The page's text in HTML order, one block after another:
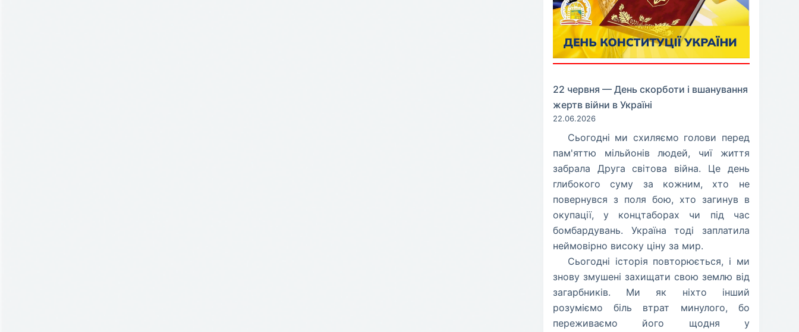
22 червня — День скорботи і вшанування
жертв війни в Україні
22.06.2026
​Сьогодні ми схиляємо голови перед
пам'яттю мільйонів людей, чиї життя
забрала Друга світова війна. Це день
глибокого суму за кожним, хто не
повернувся з поля бою, хто загинув в
окупації, у концтаборах чи під час
бомбардувань. Україна тоді заплатила
неймовірно високу ціну за мир.
​Сьогодні історія повторюється, і ми
знову змушені захищати свою землю від
загарбників. Ми як ніхто інший
розуміємо біль втрат минулого, бо
переживаємо його щодня у